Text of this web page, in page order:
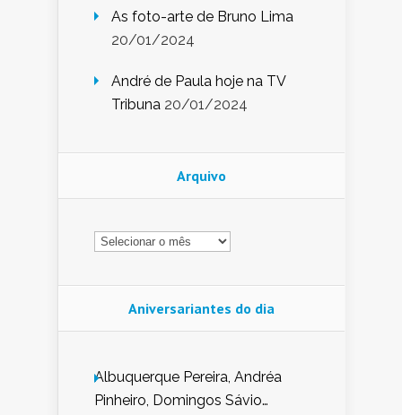
As foto-arte de Bruno Lima
20/01/2024
André de Paula hoje na TV
Tribuna 20/01/2024
Arquivo
Arquivo
Aniversariantes do dia
Albuquerque Pereira, Andréa
Pinheiro, Domingos Sávio